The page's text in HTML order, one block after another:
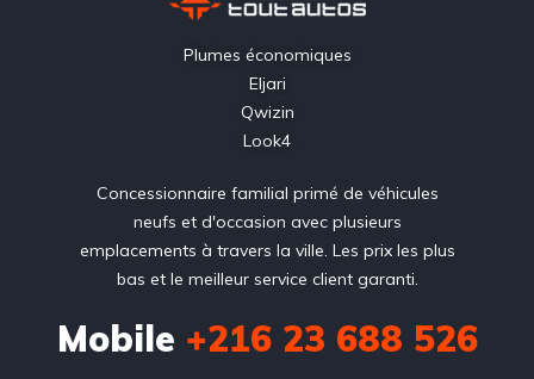
Plumes économiques
Eljari
Qwizin
Look4
Concessionnaire familial primé de véhicules
neufs et d'occasion avec plusieurs
emplacements à travers la ville. Les prix les plus
bas et le meilleur service client garanti.
Mobile +216 23 688 526